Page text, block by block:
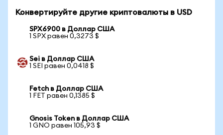
Конвертируйте другие криптовалюты в USD
SPX6900 в Доллар США
1 SPX равен 0,3273 $
Sei в Доллар США
1 SEI равен 0,0418 $
Fetch в Доллар США
1 FET равен 0,1385 $
Gnosis Token в Доллар США
1 GNO равен 105,93 $